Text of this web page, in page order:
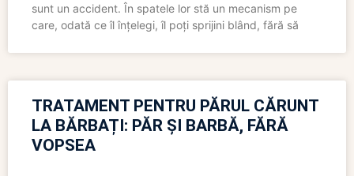
sunt un accident. În spatele lor stă un mecanism pe
care, odată ce îl înțelegi, îl poți sprijini blând, fără să
TRATAMENT PENTRU PĂRUL CĂRUNT
LA BĂRBAȚI: PĂR ȘI BARBĂ, FĂRĂ
VOPSEA